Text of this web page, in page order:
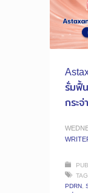
รั่มฟื้
กระจ่
PDRN,